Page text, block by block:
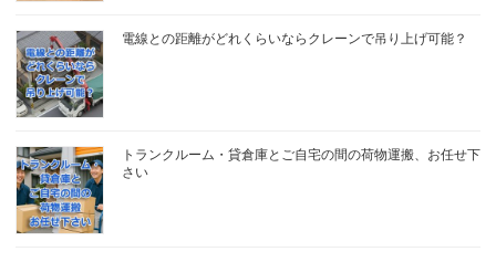
電線との距離がどれくらいならクレーンで吊り上げ可能？
トランクルーム・貸倉庫とご自宅の間の荷物運搬、お任せ下
さい